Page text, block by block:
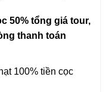
50% tổng giá tour,
thanh toán
100% tiền cọc